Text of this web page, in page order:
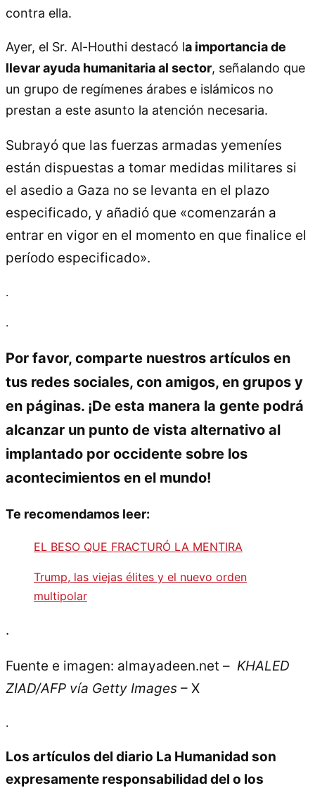
contra ella.
Ayer, el Sr. Al-Houthi destacó la importancia de
llevar ayuda humanitaria al sector, señalando que
un grupo de regímenes árabes e islámicos no
prestan a este asunto la atención necesaria.
Subrayó que las fuerzas armadas yemeníes
están dispuestas a tomar medidas militares si
el asedio a Gaza no se levanta en el plazo
especificado, y añadió que «comenzarán a
entrar en vigor en el momento en que finalice el
período especificado».
.
.
Por favor, comparte nuestros artículos en
tus redes sociales, con amigos, en grupos y
en páginas. ¡De esta manera la gente podrá
alcanzar un punto de vista alternativo al
implantado por occidente sobre los
acontecimientos en el mundo!
Te recomendamos leer:
EL BESO QUE FRACTURÓ LA MENTIRA
Trump, las viejas élites y el nuevo orden
multipolar
.
Fuente e imagen: almayadeen.net – KHALED
ZIAD/AFP vía Getty Images – X
.
Los artículos del diario La Humanidad son
expresamente responsabilidad del o los